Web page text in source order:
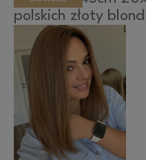
polskich złoty blond